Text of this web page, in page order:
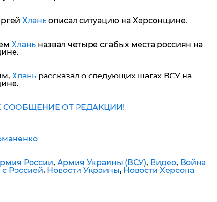
Хланьописал ситуацию на Херсонщине.
Хланьназвал четыре слабых места россиян на
Хланьрассказал о следующих шагах ВСУ на
СООБЩЕНИЕ ОТ РЕДАКЦИИ!
России, Армия Украины (ВСУ), Видео, Война
Россией, Новости Украины, Новости Херсона